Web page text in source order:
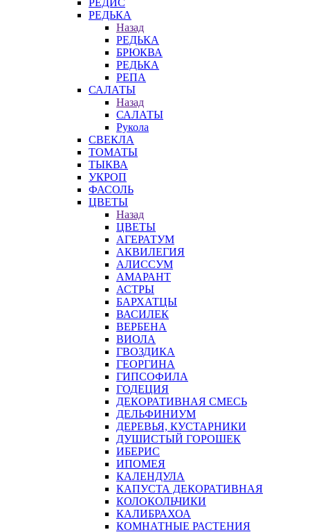
РЕДИС
РЕДЬКА
Назад
РЕДЬКА
БРЮКВА
РЕДЬКА
РЕПА
САЛАТЫ
Назад
САЛАТЫ
Рукола
СВЕКЛА
ТОМАТЫ
ТЫКВА
УКРОП
ФАСОЛЬ
ЦВЕТЫ
Назад
ЦВЕТЫ
АГЕРАТУМ
АКВИЛЕГИЯ
АЛИССУМ
АМАРАНТ
АСТРЫ
БАРХАТЦЫ
ВАСИЛЕК
ВЕРБЕНА
ВИОЛА
ГВОЗДИКА
ГЕОРГИНА
ГИПСОФИЛА
ГОДЕЦИЯ
ДЕКОРАТИВНАЯ СМЕСЬ
ДЕЛЬФИНИУМ
ДЕРЕВЬЯ, КУСТАРНИКИ
ДУШИСТЫЙ ГОРОШЕК
ИБЕРИС
ИПОМЕЯ
КАЛЕНДУЛА
КАПУСТА ДЕКОРАТИВНАЯ
КОЛОКОЛЬЧИКИ
КАЛИБРАХОА
КОМНАТНЫЕ РАСТЕНИЯ